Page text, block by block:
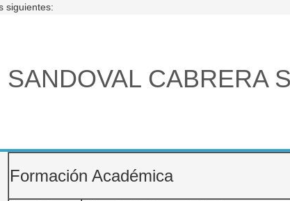
siguientes:
SANDOVAL CABRERA
Formación Académica